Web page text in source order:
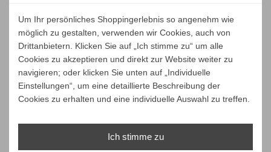
Um Ihr persönliches Shoppingerlebnis so angenehm wie
möglich zu gestalten, verwenden wir Cookies, auch von
Drittanbietern. Klicken Sie auf „Ich stimme zu“ um alle
Cookies zu akzeptieren und direkt zur Website weiter zu
navigieren; oder klicken Sie unten auf „Individuelle
Einstellungen“, um eine detaillierte Beschreibung der
Cookies zu erhalten und eine individuelle Auswahl zu treffen.
Ich stimme zu